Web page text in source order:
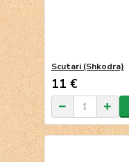
Scutari (Shkodra)
11 €